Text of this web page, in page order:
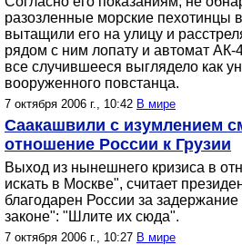
разозленные морские пехотинцы
вытащили его на улицу и
рядом с ним лопату и автомат АК-
все случившееся выглядело как
вооруженного повстанца.
7 октября 2006 г., 10:42 В мире
Саакашвили с изумлением
отношение России к Грузии
Выход из нынешнего кризиса в
искать в Москве", считает
благодарен России за задержание
законе": "Шлите их сюда".
7 октября 2006 г., 10:27 В мире